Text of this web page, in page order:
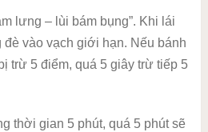
lưng – lùi bám bụng”. Khi lái
đè vào vạch giới hạn. Nếu bánh
trừ 5 điểm, quá 5 giây trừ tiếp 5
thời gian 5 phút, quá 5 phút sẽ